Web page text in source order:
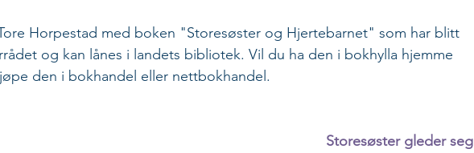
Horpestad med boken "Storesøster og Hjertebarnet" som har blitt
og kan lånes i landets bibliotek. Vil du ha den i bokhylla hjemme
den i bokhandel eller nettbokhandel.
Storesøster gleder seg